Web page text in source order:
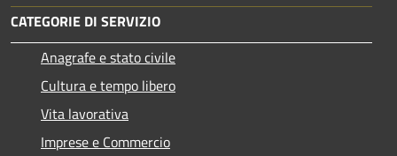
CATEGORIE DI SERVIZIO
Anagrafe e stato civile
Cultura e tempo libero
Vita lavorativa
Imprese e Commercio